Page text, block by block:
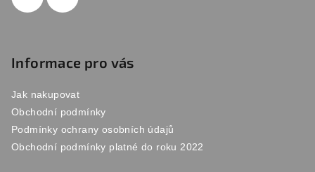
Informace pro vás
Jak nakupovat
Obchodní podmínky
Podmínky ochrany osobních údajů
Obchodní podmínky platné do roku 2022